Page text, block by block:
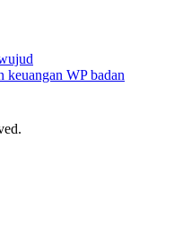
keuangan WP badan